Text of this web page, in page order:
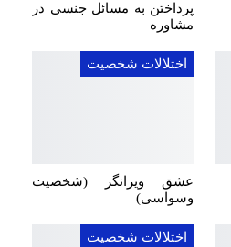
پرداختن به مسائل جنسی در
مشاوره
اختلالات شخصیت
عشق ویرانگر (شخصیت
وسواسی)
اختلالات شخصیت